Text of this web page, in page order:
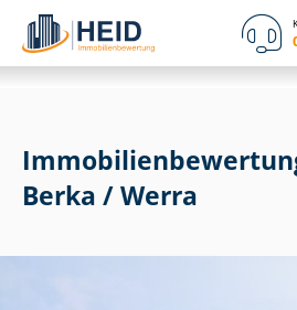
Berka / Werra